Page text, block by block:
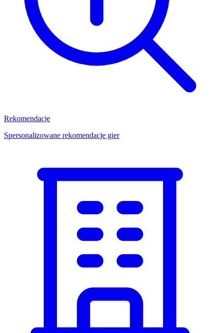
Rekomendacje
Spersonalizowane rekomendacje gier